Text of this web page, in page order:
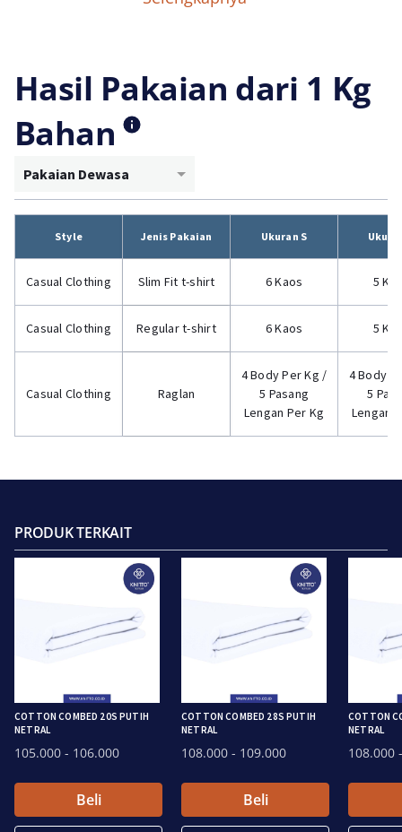
Hasil Pakaian dari 1 Kg
Bahan
Pakaian Dewasa
Style Jenis Pakaian Ukuran S
Casual Clothing Slim Fit t-shirt 6 Kaos 5
Casual Clothing Regular t-shirt 6 Kaos 5
Casual Clothing Raglan
4 Body Per Kg /
5 Pasang
Lengan Per Kg
4 Body
5
Lengan
PRODUK TERKAIT
COTTON COMBED 20S PUTIH
NETRAL
105.000 - 106.000
Beli
COTTON COMBED 28S PUTIH
NETRAL
108.000 - 109.000
Beli
COTTON
NETRAL
108.000